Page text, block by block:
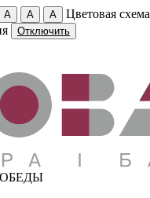
A A A Цветовая схема
Отключить